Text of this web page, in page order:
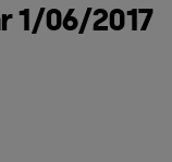
1/06/2017